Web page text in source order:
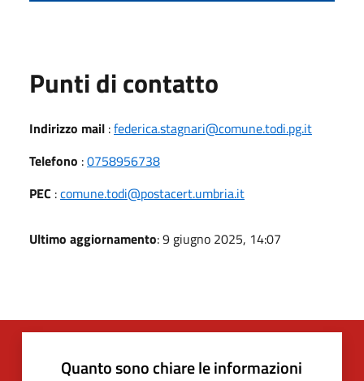
Punti di contatto
Indirizzo mail :federica.stagnari@comune.todi.pg.it
Telefono :0758956738
PEC :comune.todi@postacert.umbria.it
Ultimo aggiornamento: 9 giugno 2025, 14:07
Quanto sono chiare le informazioni